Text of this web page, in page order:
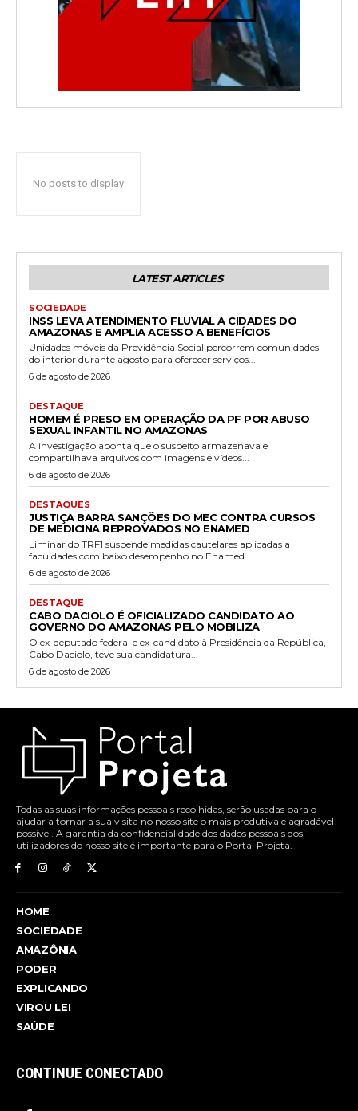
No posts to display
LATEST ARTICLES
SOCIEDADE
INSS LEVA ATENDIMENTO FLUVIAL A CIDADES DO
AMAZONAS E AMPLIA ACESSO A BENEFÍCIOS
Unidades móveis da Previdência Social percorrem comunidades
do interior durante agosto para oferecer serviços...
6 de agosto de 2026
DESTAQUE
HOMEM É PRESO EM OPERAÇÃO DA PF POR ABUSO
SEXUAL INFANTIL NO AMAZONAS
A investigação aponta que o suspeito armazenava e
compartilhava arquivos com imagens e vídeos...
6 de agosto de 2026
DESTAQUES
JUSTIÇA BARRA SANÇÕES DO MEC CONTRA CURSOS
DE MEDICINA REPROVADOS NO ENAMED
Liminar do TRF1 suspende medidas cautelares aplicadas a
faculdades com baixo desempenho no Enamed...
6 de agosto de 2026
DESTAQUE
CABO DACIOLO É OFICIALIZADO CANDIDATO AO
GOVERNO DO AMAZONAS PELO MOBILIZA
O ex-deputado federal e ex-candidato à Presidência da República,
Cabo Daciolo, teve sua candidatura...
6 de agosto de 2026
Todas as suas informações pessoais recolhidas, serão usadas para o
ajudar a tornar a sua visita no nosso site o mais produtiva e agradável
possível. A garantia da confidencialidade dos dados pessoais dos
utilizadores do nosso site é importante para o Portal Projeta.
HOME
SOCIEDADE
AMAZÔNIA
PODER
EXPLICANDO
VIROU LEI
SAÚDE
CONTINUE CONECTADO